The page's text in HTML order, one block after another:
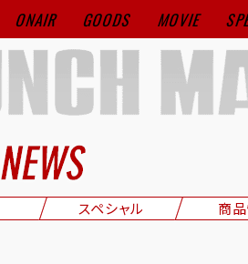
ONAIR GOODS MOVIE
スペシャル 商